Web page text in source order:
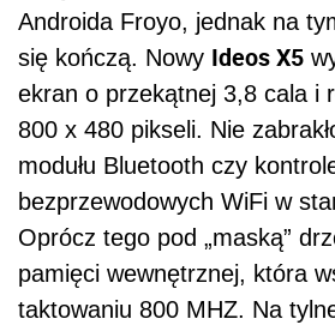
Androida Froyo, jednak na
się kończą. Nowy Ideos X5
ekran o przekątnej 3,8 cala i
800 x 480 pikseli. Nie
modułu Bluetooth czy
bezprzewodowych WiFi w
Oprócz tego pod „maską”
pamięci wewnętrznej, która
taktowaniu 800 MHZ. Na